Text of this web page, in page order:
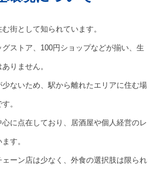
街として知られています。
ストア、100円ショップなどが揃い、生
りません。
ないため、駅から離れたエリアに住む場
。
に点在しており、居酒屋や個人経営のレ
す。
ーン店は少なく、外食の選択肢は限られ